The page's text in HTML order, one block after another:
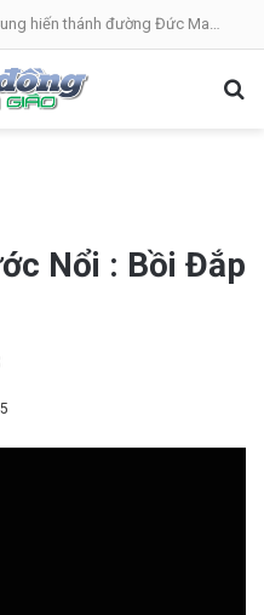
Bánh Mì Sáng | Thứ Tư 05.08 | Cung hiến thánh đường Đức Maria
Nổi : Bồi Đắp